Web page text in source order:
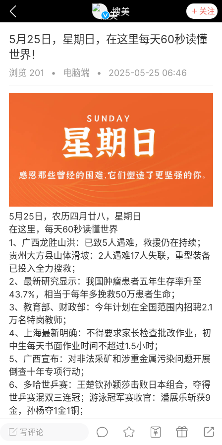
搜美 关注
卡卡动能素 无创溶斑术
美业357 芯诗妍
每次200金币 点击购买
师 小熊水光
爆汗熊
脂
卡卡动能素
皇斯普拉雅
建术
DRYY面膜 微晶溶斑术
爆款平台 Lv.8 靓号
加盟商
26 23:18
电脑端 美业资讯
闪充小白罐
本/双效闪充，养出紧致小白脸！一、项
充小白罐 = 闪充大白肌（仪器）× 草本
产品）×极光嫩肤啫喱（产品）这是一套
护...写评论
5月25日，星期日，在这里每天60秒读懂
世界！
浏览 201 • 电脑端 • 2025-05-25 06:46
5月25日，农历四月廿八，星期日
在这里，每天60秒读懂世界
1、广西龙胜山洪：已致5人遇难，救援仍在持续；
贵州大方县山体滑坡：2人遇难17人失联，重型装备
已投入全力搜救；
2、最新研究显示：我国肿瘤患者五年生存率升至
43.7%，相当于每年多挽救50万患者生命；
3、教育部、财政部：今年计划在全国范围内招聘2.1
万名特岗教师；
4、上海最新明确：不得要求家长检查批改作业，初
中生每天书面作业时间不超过1.5小时；
5、广西宣布：对非法采矿和涉重金属污染问题开展
倒查十年专项行动；
6、多哈世乒赛：王楚钦孙颖莎击败日本组合，夺得
世乒赛混双三连冠；游泳冠军赛收官：潘展乐斩获9
金，孙杨夺1金1铜；
7、特朗普采访时称，哈佛有些学生连2+2都不会
算，还得补数学；香港科技大学宣布：无条件录取